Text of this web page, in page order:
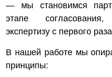
— мы становимся
этапе
экспертизу с первого
В нашей работе мы
принципы: